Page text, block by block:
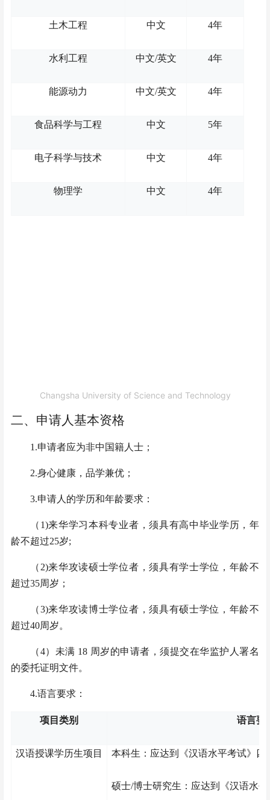
土木工程 中文 4年
水利工程 中文/英文 4年
能源动力 中文/英文 4年
食品科学与工程 中文 5年
电子科学与技术 中文 4年
物理学 中文 4年
Changsha University of Science and Technology
二、申请人基本资格
1.申请者应为非中国籍人士；
2.身心健康，品学兼优；
3.申请人的学历和年龄要求：
（ 1)来华学习本科专业者，须具有高中毕业学历，年
龄不超过25岁;
（ 2)来华攻读硕士学位者，须具有学士学位，年龄不
超过35周岁；
（3)来华攻读博士学位者，须具有硕士学位，年龄不
超过40周岁。
（4）未满 18 周岁的申请者，须提交在华监护人署名
的委托证明文件。
4.语言要求：
项目类别 语言要
汉语授课学历生项目 本科生：应达到《汉语水平考试》四
硕士/博士研究生：应达到《汉语水